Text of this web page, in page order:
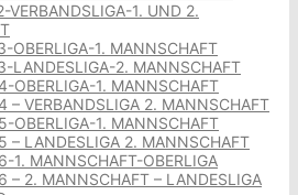
VERBANDSLIGA-1. UND 2.
OBERLIGA-1. MANNSCHAFT
LANDESLIGA-2. MANNSCHAFT
OBERLIGA-1. MANNSCHAFT
– VERBANDSLIGA 2. MANNSCHAFT
OBERLIGA-1. MANNSCHAFT
– LANDESLIGA 2. MANNSCHAFT
1. MANNSCHAFT-OBERLIGA
– 2. MANNSCHAFT – LANDESLIGA